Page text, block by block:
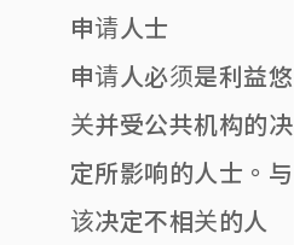
申请人士
申请人必须是利益悠
关并受公共机构的决
定所影响的人士。与
该决定不相关的人